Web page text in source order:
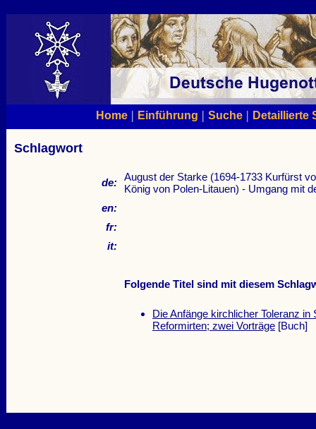
Home| Einführung | Suche| Detaillierte
Schlagwort
de: August der Starke (1694-1733 Kurfürst
König von Polen-Litauen) - Umgang mit
en:
fr:
it:
Folgende Titel sind mit diesem
Die Anfänge kirchlicher Toleranz
Reformirten; zwei Vorträge[Buch]